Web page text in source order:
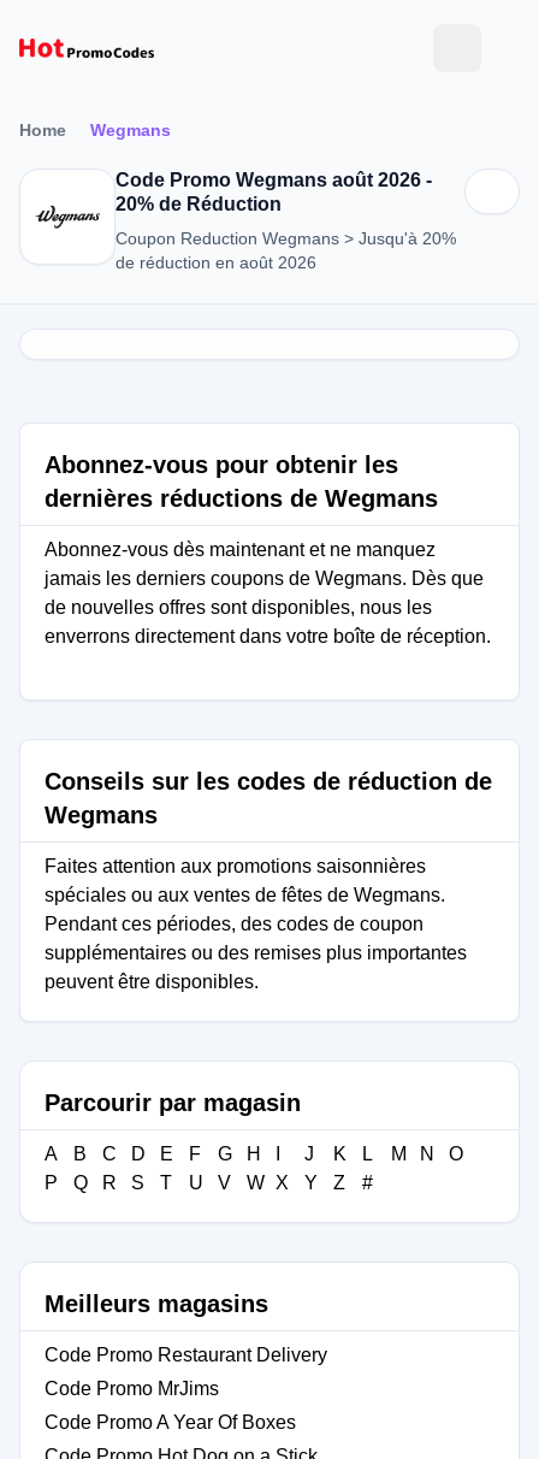
Home Wegmans
Code Promo Wegmans août 2026 -
20% de Réduction
Coupon Reduction Wegmans > Jusqu'à 20%
de réduction en août 2026
Abonnez-vous pour obtenir les
dernières réductions de Wegmans
Abonnez-vous dès maintenant et ne manquez
jamais les derniers coupons de Wegmans. Dès que
de nouvelles offres sont disponibles, nous les
enverrons directement dans votre boîte de réception.
Conseils sur les codes de réduction de
Wegmans
Faites attention aux promotions saisonnières
spéciales ou aux ventes de fêtes de Wegmans.
Pendant ces périodes, des codes de coupon
supplémentaires ou des remises plus importantes
peuvent être disponibles.
Parcourir par magasin
A B C D E F G H J K L M N
O
P
Q R S T U V W X Y Z #
Meilleurs magasins
Code Promo Restaurant Delivery
Code Promo MrJims
Code Promo A Year Of Boxes